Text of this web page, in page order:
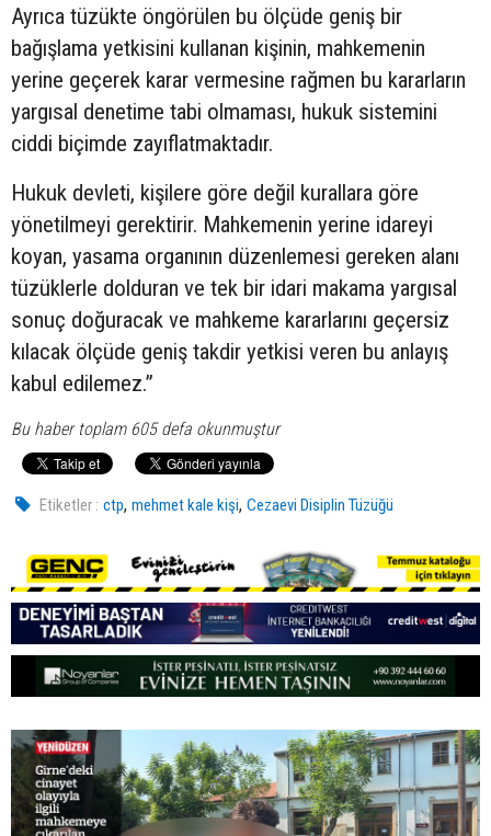
Ayrıca tüzükte öngörülen bu ölçüde geniş bir
bağışlama yetkisini kullanan kişinin, mahkemenin
yerine geçerek karar vermesine rağmen bu kararların
yargısal denetime tabi olmaması, hukuk sistemini
ciddi biçimde zayıflatmaktadır.
Hukuk devleti, kişilere göre değil kurallara göre
yönetilmeyi gerektirir. Mahkemenin yerine idareyi
koyan, yasama organının düzenlemesi gereken alanı
tüzüklerle dolduran ve tek bir idari makama yargısal
sonuç doğuracak ve mahkeme kararlarını geçersiz
kılacak ölçüde geniş takdir yetkisi veren bu anlayış
kabul edilemez.”
Bu haber toplam 605 defa okunmuştur
Etiketler : ctp,mehmet kale kişi,Cezaevi Disiplin Tüzüğü